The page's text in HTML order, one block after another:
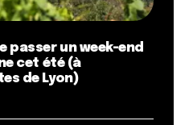
passer un week-end
cet été (à
de Lyon)